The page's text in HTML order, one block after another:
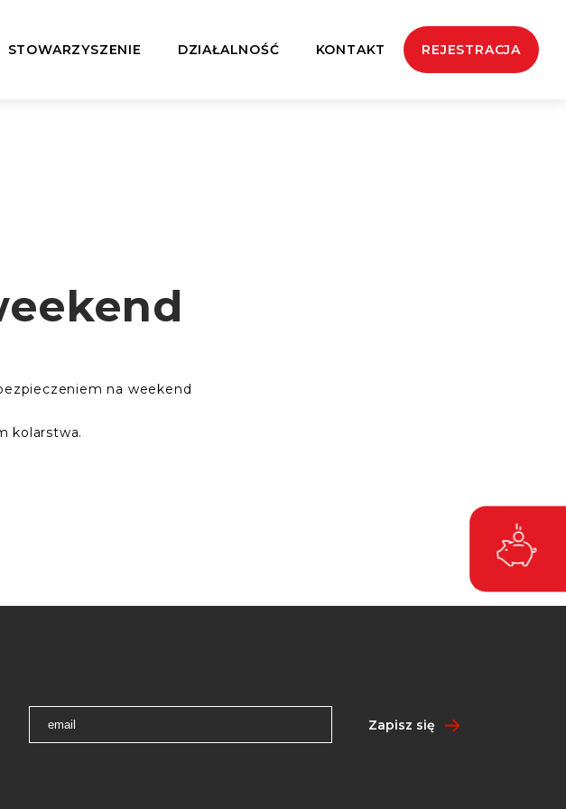
STOWARZYSZENIE DZIAŁALNOŚĆ KONTAKT REJESTRACJA
na weekend
kolarstwa.
Zapisz się